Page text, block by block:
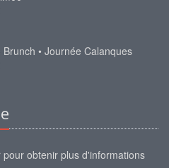
Brunch • Journée Calanques
obtenir plus d'informations